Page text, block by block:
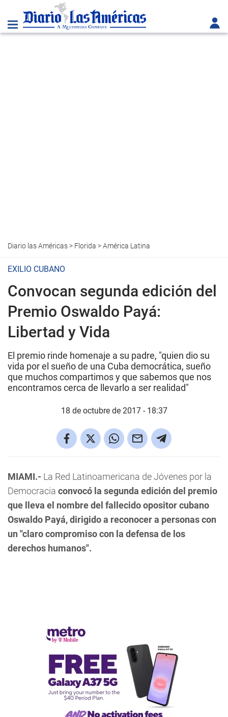
Diario las Américas> Florida >América Latina
EXILIO CUBANO
Convocan segunda edición del
Premio Oswaldo Payá:
Libertad y Vida
El premio rinde homenaje a su padre, "quien dio su
vida por el sueño de una Cuba democrática, sueño
que muchos compartimos y que sabemos que nos
encontramos cerca de llevarlo a ser realidad"
18 de octubre de 2017 - 18:37
MIAMI.- La Red Latinoamericana de Jóvenes por la
Democracia convocó la segunda edición del premio
que lleva el nombre del fallecido opositor cubano
Oswaldo Payá, dirigido a reconocer a personas con
un "claro compromiso con la defensa de los
derechos humanos".